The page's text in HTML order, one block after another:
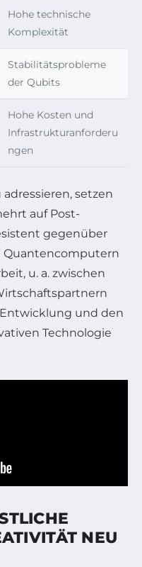
Hohe technische
Komplexität
Stabilitätsprobleme
der Qubits
Hohe Kosten und
Infrastrukturanforderu
ngen
setzen
auf Post-
gegenüber
Quantencomputern
u. a. zwischen
und den
Technologie
NEU